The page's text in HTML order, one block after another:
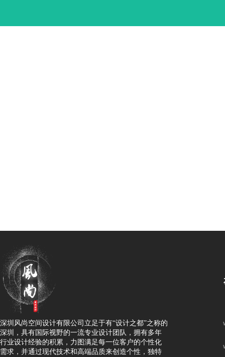
深圳风尚空间设计有限公司立足于有“设计之都”之称的
深圳，具有国际视野的一流专业设计团队，拥有多年
行业设计经验的积累，力图满足每一位客户的个性化
需求，并通过现代技术和高端品质来创造个性，独特